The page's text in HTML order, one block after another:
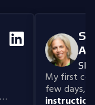
My first
few days,